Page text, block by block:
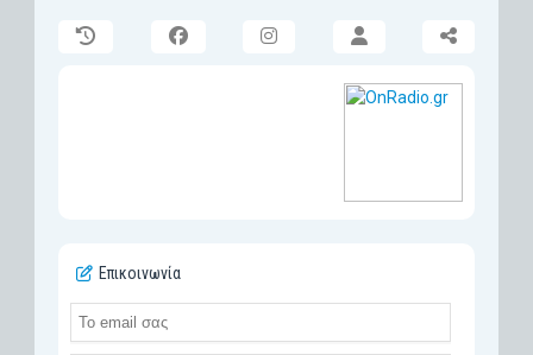
Επικοινωνία